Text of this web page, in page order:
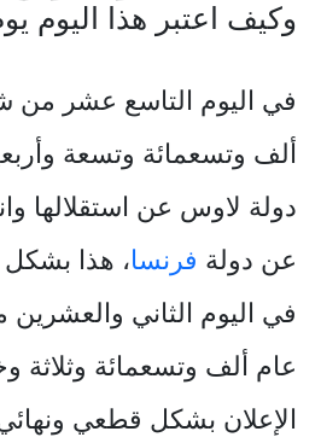
وكيف اعتبر هذا اليوم
في اليوم التاسع عشر من
ألف وتسعمائة وتسعة
دولة لاوس عن استقلالها
عن دولة فرنسا، هذا
في اليوم الثاني
عام ألف وتسعمائة وثلاثة
الإعلان بشكل قطعي